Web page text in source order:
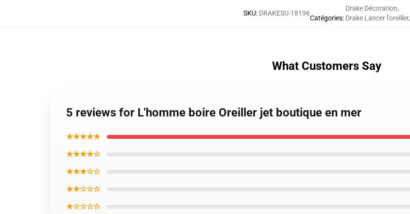
SKU: DRAKESU-18196
Catégories:
Drake Décoration,
Drake Lancer l'oreiller,
What Customers Say
5 reviews for L'homme boire Oreiller jet boutique en mer
★★★★★
★★★★☆
★★★☆☆
★★☆☆☆
★☆☆☆☆